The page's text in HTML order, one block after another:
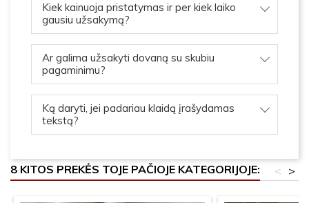
Kiek kainuoja pristatymas ir per kiek laiko
gausiu užsakymą?
Ar galima užsakyti dovaną su skubiu
pagaminimu?
Ką daryti, jei padariau klaidą įrašydamas
tekstą?
8 KITOS PREKĖS TOJE PAČIOJE KATEGORIJOJE: >
<